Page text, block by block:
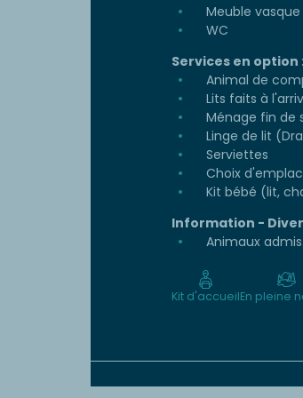
Meuble
WC
Services en option
Animal de
Lits faits à
Ménage fin de
Linge de lit
Serviettes
Choix
Kit bébé (lit,
Information -
Animaux admis
Kit d'accueilEn pleine